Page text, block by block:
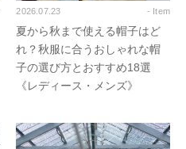
2026.07.23 - Item
夏から秋まで使える帽子はど
れ？秋服に合うおしゃれな帽
子の選び方とおすすめ18選
《レディース・メンズ》